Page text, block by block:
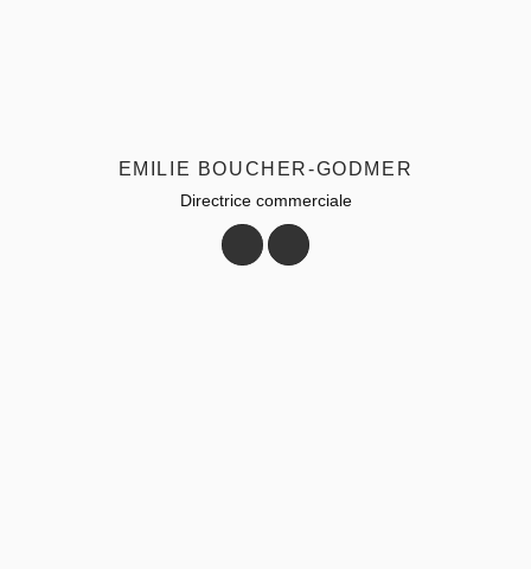
EMILIE BOUCHER-GODMER
Directrice commerciale